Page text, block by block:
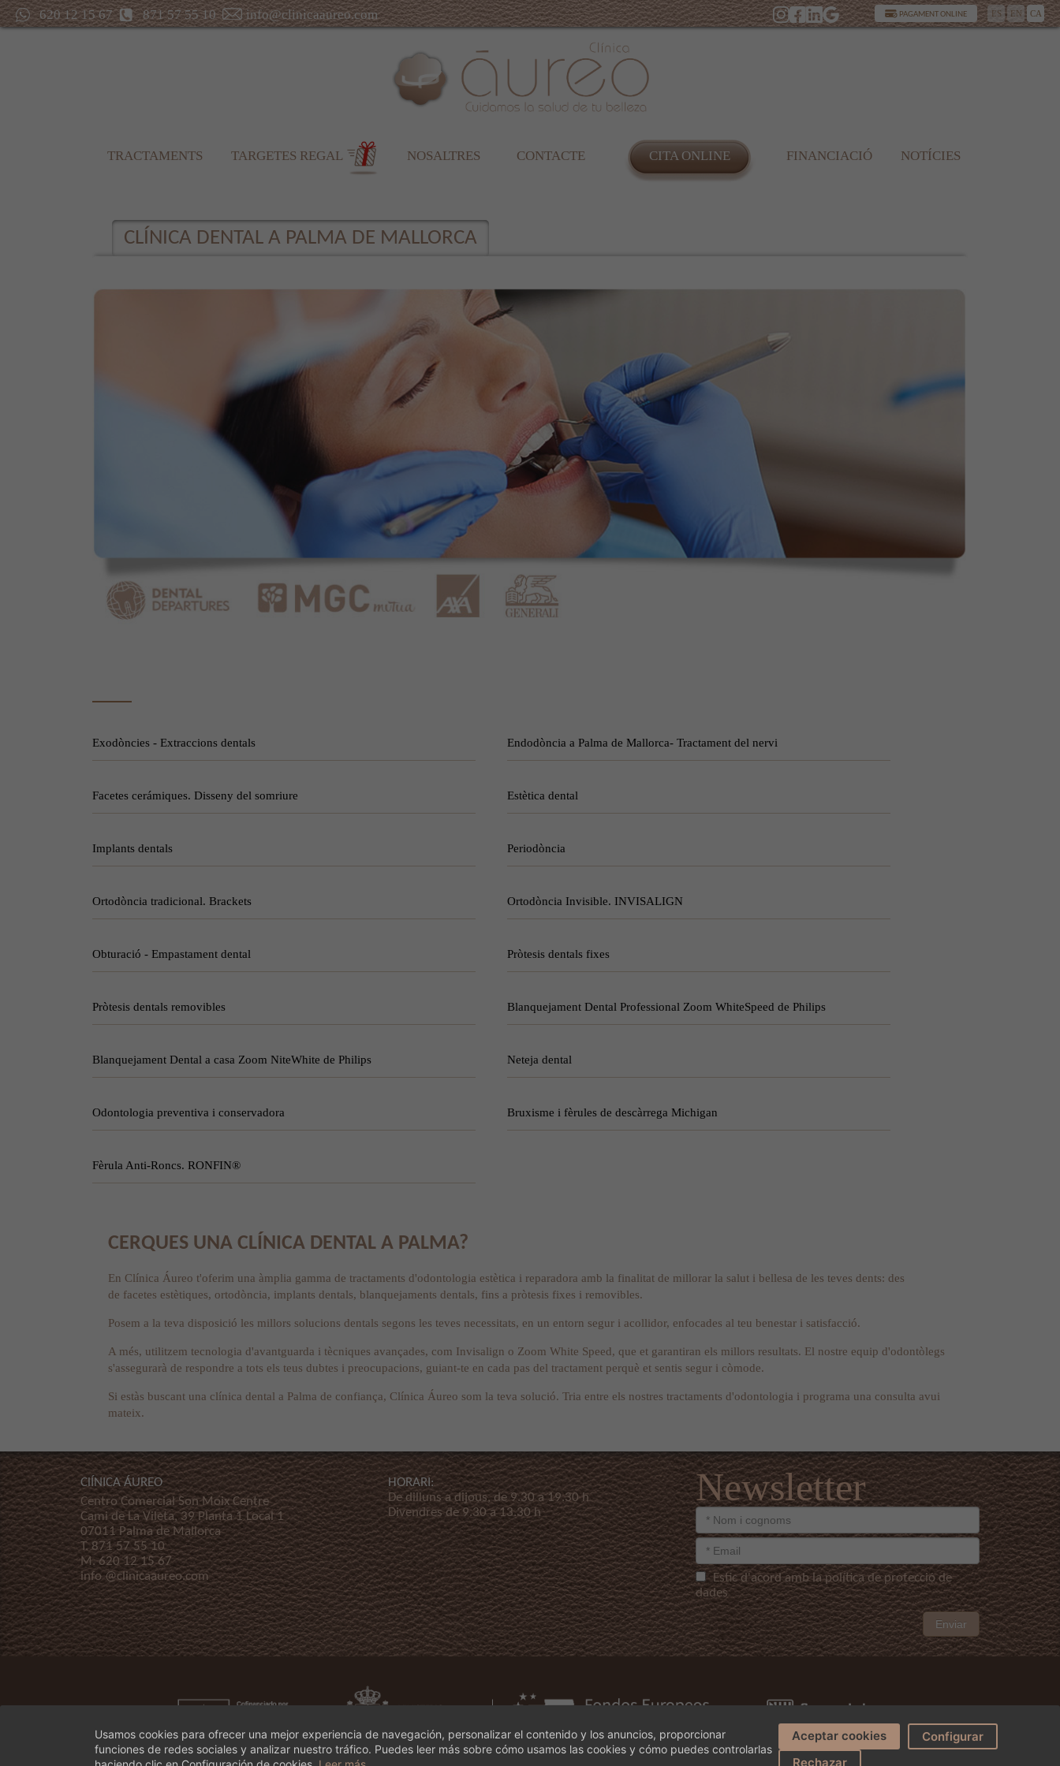
620 12 15 67 871 57 55 10 info@clinicaaureo.com PAGAMENT ONLINE ES EN CA
TRACTAMENTS TARGETES REGAL NOSALTRES CONTACTE CITA ONLINE FINANCIACIÓ NOTÍCIES
CLÍNICA DENTAL A PALMA DE MALLORCA
Exodòncies - Extraccions dentals Endodòncia a Palma de Mallorca- Tractament del nervi
Facetes cerámiques. Disseny del somriure Estètica dental
Implants dentals Periodòncia
Ortodòncia tradicional. Brackets Ortodòncia Invisible. INVISALIGN
Obturació - Empastament dental Pròtesis dentals fixes
Pròtesis dentals removibles Blanquejament Dental Professional Zoom WhiteSpeed de Philips
​Blanquejament Dental a casa Zoom NiteWhite de Philips Neteja dental
Odontologia preventiva i conservadora Bruxisme i fèrules de descàrrega Michigan
Fèrula Anti-Roncs. RONFIN®
CERQUES UNA CLÍNICA DENTAL A PALMA?
En Clínica Áureo t'oferim una àmplia gamma de tractaments d'odontologia estètica i reparadora amb la finalitat de millorar la salut i bellesa de les teves dents: des
de facetes estètiques, ortodòncia, implants dentals, blanquejaments dentals, fins a pròtesis fixes i removibles.
Posem a la teva disposició les millors solucions dentals segons les teves necessitats, en un entorn segur i acollidor, enfocades al teu benestar i satisfacció.
A més, utilitzem tecnologia d'avantguarda i tècniques avançades, com Invisalign o Zoom White Speed, que et garantiran els millors resultats. El nostre equip d'odontòlegs
s'assegurarà de respondre a tots els teus dubtes i preocupacions, guiant-te en cada pas del tractament perquè et sentis segur i còmode.
Si estàs buscant una clínica dental a Palma de confiança, Clínica Áureo som la teva solució. Tria entre els nostres tractaments d'odontologia i programa una consulta avui
mateix.
ClÍNICA ÁUREO
Centro Comercial Son Moix Centre
Cami de La Vileta, 39 Planta 1 Local 1
07011 Palma de Mallorca
T.871 57 55 10
M.620 12 15 67
info @clinicaaureo.com
HORARI:
De dilluns a dijous, de 9.30 a 19.30 h
Divendres de 9.30 a 13.30 h
Newsletter
Estic d'acord amb la política de protecció de
dades
Enviar
Usamos cookies para ofrecer una mejor experiencia de navegación, personalizar el contenido y los anuncios, proporcionar
funciones de redes sociales y analizar nuestro tráfico. Puedes leer más sobre cómo usamos las cookies y cómo puedes controlarlas
Aceptar cookies
Configurar
Rechazar